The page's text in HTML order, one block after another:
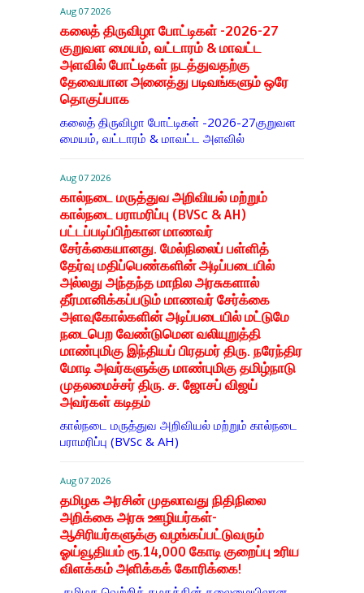
Aug 07 2026
கலைத் திருவிழா போட்டிகள் -2026-27
குறுவள மையம், வட்டாரம் & மாவட்ட
அளவில் போட்டிகள் நடத்துவதற்கு
தேவையான அனைத்து படிவங்களும் ஒரே
தொகுப்பாக
கலைத் திருவிழா போட்டிகள் -2026-27குறுவள
மையம், வட்டாரம் & மாவட்ட அளவில்
Aug 07 2026
கால்நடை மருத்துவ அறிவியல் மற்றும்
கால்நடை பராமரிப்பு (BVSc & AH)
பட்டப்படிப்பிற்கான மாணவர்
சேர்க்கையானது. மேல்நிலைப் பள்ளித்
தேர்வு மதிப்பெண்களின் அடிப்படையில்
அல்லது அந்தந்த மாநில அரசுகளால்
தீர்மானிக்கப்படும் மாணவர் சேர்க்கை
அளவுகோல்களின் அடிப்படையில் மட்டுமே
நடைபெற வேண்டுமென வலியுறுத்தி
மாண்புமிகு இந்தியப் பிரதமர் திரு. நரேந்திர
மோடி அவர்களுக்கு மாண்புமிகு தமிழ்நாடு
முதலமைச்சர் திரு. ச. ஜோசப் விஜய்
அவர்கள் கடிதம்
கால்நடை மருத்துவ அறிவியல் மற்றும் கால்நடை
பராமரிப்பு (BVSc & AH)
Aug 07 2026
தமிழக அரசின் முதலாவது நிதிநிலை
அறிக்கை அரசு ஊழியர்கள்-
ஆசிரியர்களுக்கு வழங்கப்பட்டுவரும்
ஓய்வூதியம் ரூ.14,000 கோடி குறைப்பு உரிய
விளக்கம் அளிக்கக் கோரிக்கை!